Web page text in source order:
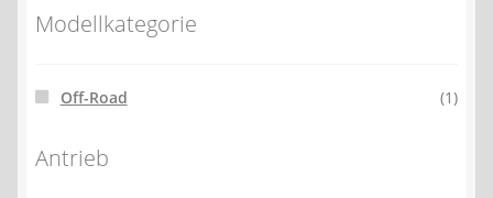
Modellkategorie
Off-Road (1)
Antrieb